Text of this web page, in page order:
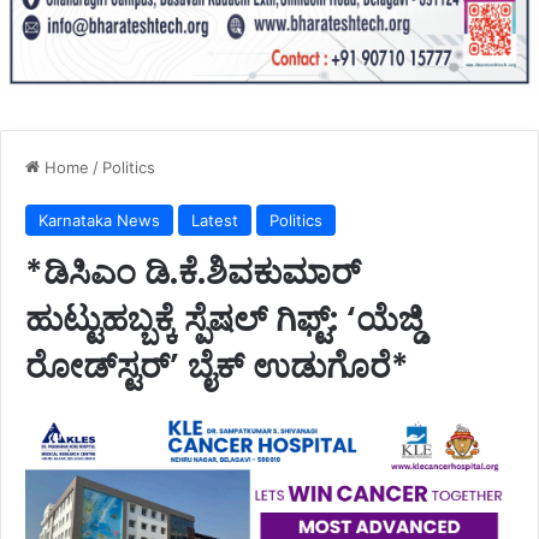
Home / Politics
Karnataka News Latest Politics
*ಡಿಸಿಎಂ ಡಿ.ಕೆ.ಶಿವಕುಮಾರ್‌
ಹುಟ್ಟುಹಬ್ಬಕ್ಕೆ ಸ್ಪೆಷಲ್ ಗಿಫ್ಟ್: ‘ಯೆಜ್ಡಿ
ರೋಡ್‌ಸ್ಟರ್’ ಬೈಕ್ ಉಡುಗೊರೆ*